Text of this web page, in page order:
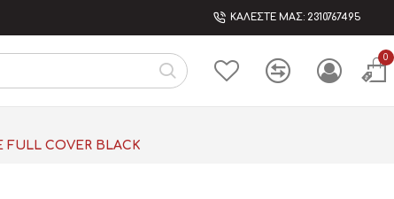
ΚΑΛΕΣΤΕ ΜΑΣ: 2310767495
0
FULL COVER BLACK